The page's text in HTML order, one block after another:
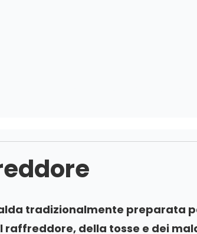
tradizionalmente preparata
della tosse e dei